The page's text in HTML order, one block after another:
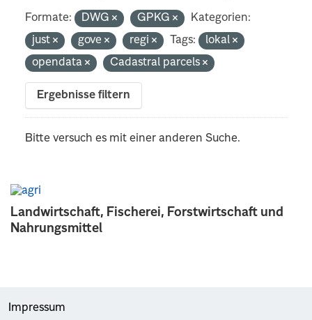
Landwirtschaft, Fischerei, Forstwirtschaft und
Nahrungsmittel
Formate: DWG GPKG
Kategorien:
just
gove regi Tags:
lokal
opendata
Cadastral parcels
Ergebnisse filtern
Bitte versuch es mit einer anderen Suche.
Impressum